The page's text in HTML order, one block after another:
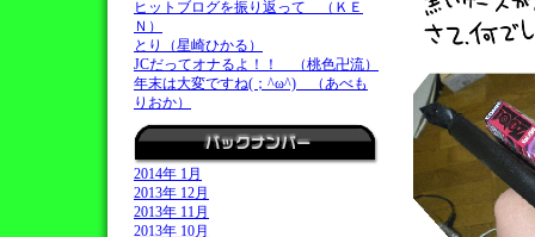
ヒットブログを振り返って （ＫＥ
Ｎ）
とり（星崎ひかる）
JCだってオナるよ！！ （桃色卍流）
年末は大変ですね(；^ω^) （あべも
りおか）
2014年 1月
2013年 12月
2013年 11月
2013年 10月